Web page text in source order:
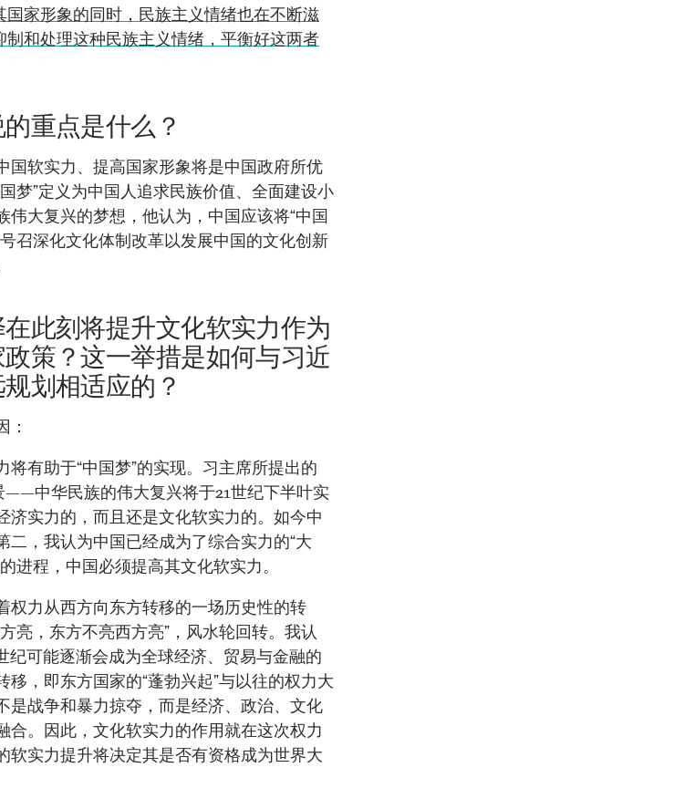
国家形象的同时，民族主义情绪也在不断滋
制和处理这种民族主义情绪，平衡好这两者
重点是什么？
国软实力、提高国家形象将是中国政府所优
梦”定义为中国人追求民族价值、全面建设小
伟大复兴的梦想，他认为，中国应该将“中国
召深化文化体制改革以发展中国的文化创新
此刻将提升文化软实力作为
策？这一举措是如何与习近
划相适应的？
：
将有助于“中国梦”的实现。习主席所提出的
——中华民族的伟大复兴将于21世纪下半叶实
济实力的，而且还是文化软实力的。如今中
二，我认为中国已经成为了综合实力的“大
进程，中国必须提高其文化软实力。
权力从西方向东方转移的一场历史性的转
亮，东方不亮西方亮”，风水轮回转。我认
纪可能逐渐会成为全球经济、贸易与金融的
移，即东方国家的“蓬勃兴起”与以往的权力大
是战争和暴力掠夺，而是经济、政治、文化
合。因此，文化软实力的作用就在这次权力
软实力提升将决定其是否有资格成为世界大